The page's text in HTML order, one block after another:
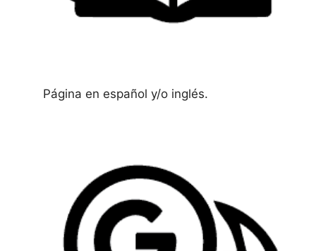
Página en español y/o inglés.